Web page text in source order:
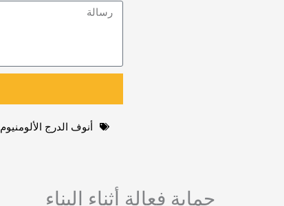
أنوف الدرج الألومنيوم
حماية فعالة أثناء البناء